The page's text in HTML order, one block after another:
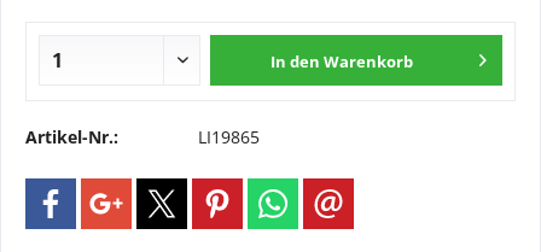
In den Warenkorb
Artikel-Nr.: LI19865